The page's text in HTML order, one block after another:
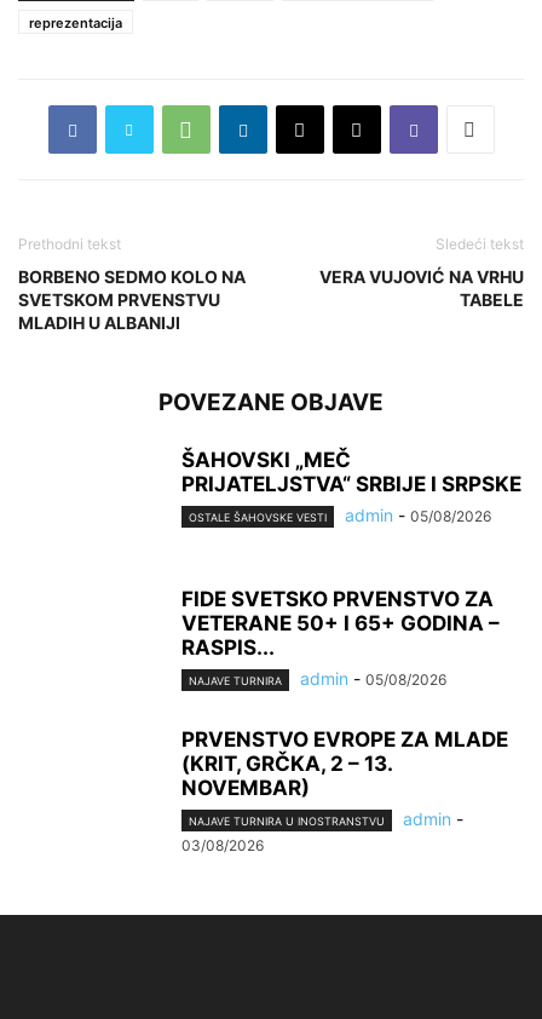
reprezentacija
Prethodni tekst
BORBENO SEDMO KOLO NA
SVETSKOM PRVENSTVU
MLADIH U ALBANIJI
Sledeći tekst
VERA VUJOVIĆ NA VRHU
TABELE
POVEZANE OBJAVE
ŠAHOVSKI „MEČ
PRIJATELJSTVA“ SRBIJE I SRPSKE
OSTALE ŠAHOVSKE VESTI admin - 05/08/2026
FIDE SVETSKO PRVENSTVO ZA
VETERANE 50+ I 65+ GODINA –
RASPIS...
NAJAVE TURNIRA admin - 05/08/2026
PRVENSTVO EVROPE ZA MLADE
(KRIT, GRČKA, 2 – 13.
NOVEMBAR)
NAJAVE TURNIRA U INOSTRANSTVU admin -
03/08/2026